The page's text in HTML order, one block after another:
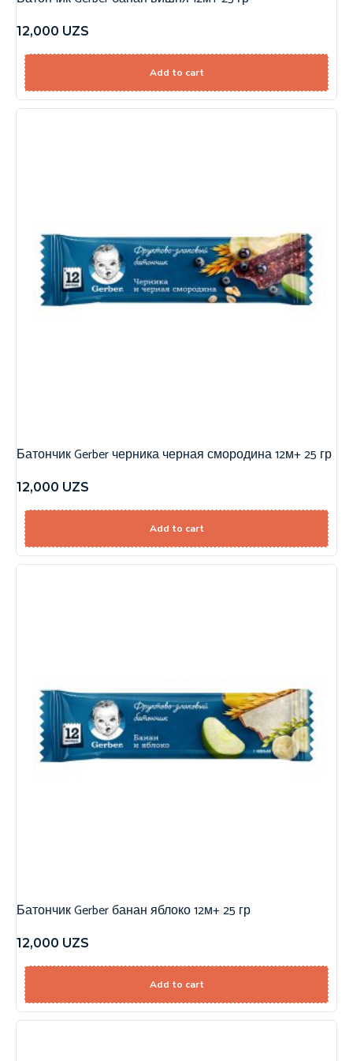
12,000 UZS
Add to cart
Батончик Gerber черника черная смородина 12м+ 25 гр
12,000 UZS
Add to cart
Батончик Gerber банан яблоко 12м+ 25 гр
12,000 UZS
Add to cart